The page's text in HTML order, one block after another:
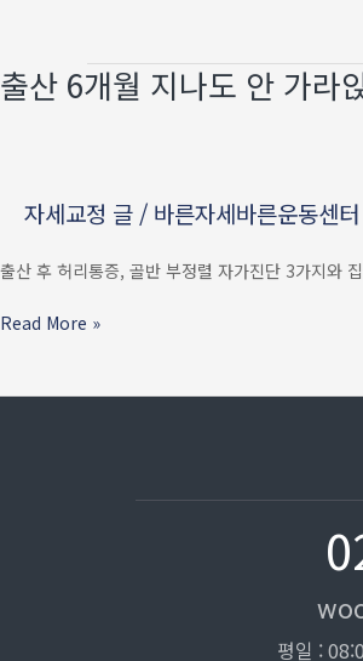
출산 6개월 지나도 안 가라
자세교정 글 / 바른자세바른운동센터
출산 후 허리통증, 골반 부정렬 자가진단 3가지와
출산
6개월
허리통증
골반
요추
+
Read More »
평일 :